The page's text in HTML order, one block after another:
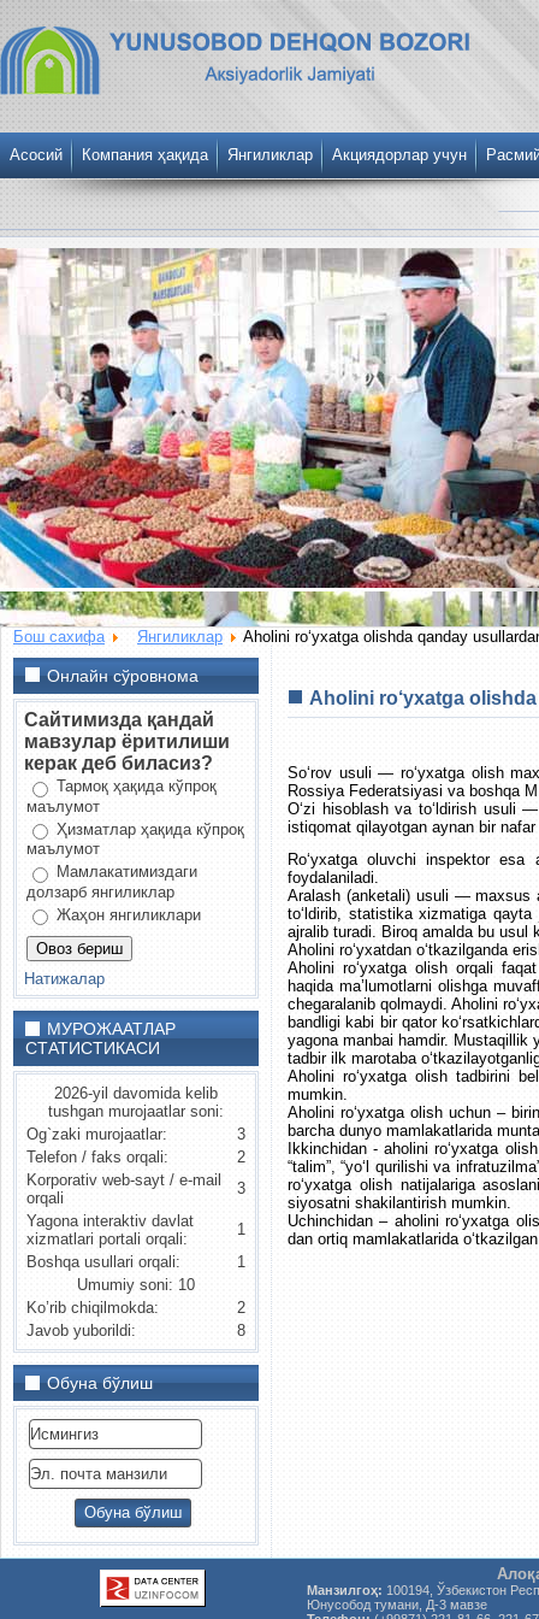
Асосий Компания ҳақида Янгиликлар Акциядорлар учун
Бош сахифа Янгиликлар Aholini ro‘yxatga olishda qanday
Онлайн сўровнома
Сайтимизда қандай
мавзулар ёритилиши
керак деб биласиз?
Тармоқ ҳақида кўпроқ
маълумот
Ҳизматлар ҳақида кўпроқ
маълумот
Мамлакатимиздаги
долзарб янгиликлар
Жаҳон янгиликлари
Натижалар
МУРОЖААТЛАР
СТАТИСТИКАСИ
2026-yil davomida kelib
tushgan murojaatlar soni:
Og`zaki murojaatlar:
3
Telefon / faks orqali:
2
Korporativ web-sayt / e-mail
orqali
3
Yagona interaktiv davlat
xizmatlari portali orqali:
1
Boshqa usullari orqali:
1
Umumiy soni: 10
Ko’rib chiqilmokda:
2
Javob yuborildi:
8
Обуна бўлиш
Aholini ro‘yxatga
So‘rov usuli — ro‘yxatga olish
Rossiya Federatsiyasi va boshqa
O‘zi hisoblash va to‘ldirish usuli
istiqomat qilayotgan aynan bir
Ro‘yxatga oluvchi inspektor
foydalaniladi.
Aralash (anketali) usuli — maxsus
to‘ldirib, statistika xizmatiga qayta
ajralib turadi. Biroq amalda bu usul
Aholini ro‘yxatdan o‘tkazilganda
Aholini ro‘yxatga olish orqali
haqida ma’lumotlarni olishga
chegaralanib qolmaydi. Aholini
bandligi kabi bir qator
yagona manbai hamdir. Mustaqillik
tadbir ilk marotaba
Аholini ro‘yxatga olish tadbirini
mumkin.
Aholini ro‘yxatga olish uchun –
barcha dunyo mamlakatlarida
Ikkinchidan - aholini ro‘yxatga
“talim”, “yo‘l qurilishi va
ro‘yxatga olish natijalariga
siyosatni shakilantirish mumkin.
Uchinchidan – aholini ro‘yxatga
dan ortiq mamlakatlarida
Манзилгоҳ: 100194, Ўзбекистон
Юнусобод тумани, Д-3 мавзе